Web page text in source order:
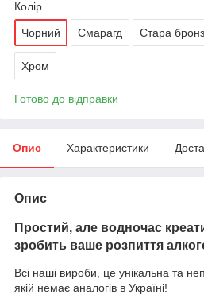
Колір
Чорний Смарагд Стара
Хром
Готово до відправки
Опис Характеристики
Опис
Простий, але водночас
зробить ваше розпиття
Всі наші вироби, це унікальна та
якій немає аналогів в Україні!